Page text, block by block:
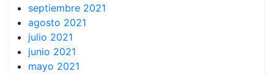
septiembre 2021
agosto 2021
julio 2021
junio 2021
mayo 2021